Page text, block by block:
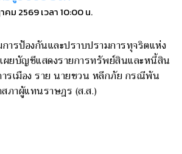
คม 2569 เวลา 10:00 น.
ารป้องกันและปราบปรามการทุจริตแห่ง
ผยบัญชีแสดงรายการทรัพย์สินและหนี้สิน
ารเมือง ราย นายชวน หลีกภัย กรณีพ้น
ภาผู้แทนราษฎร (ส.ส.)